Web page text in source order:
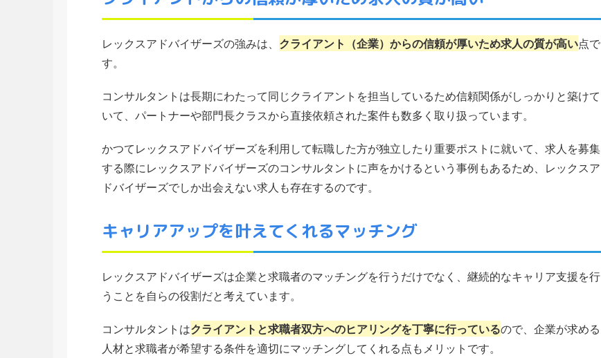
レックスアドバイザーズの強みは、 クライアント（企業）からの信頼が厚いため求人の質が高い点で
す。
コンサルタントは長期にわたって同じクライアントを担当しているため信頼関係がしっかりと築けて
いて、パートナーや部門長クラスから直接依頼された案件も数多く取り扱っています。
かつてレックスアドバイザーズを利用して転職した方が独立したり重要ポストに就いて、求人を募集
する際にレックスアドバイザーズのコンサルタントに声をかけるという事例もあるため、レックスア
ドバイザーズでしか出会えない求人も存在するのです。
キャリアアップを叶えてくれるマッチング
レックスアドバイザーズは企業と求職者のマッチングを行うだけでなく、継続的なキャリア支援を行
うことを自らの役割だと考えています。
コンサルタントはクライアントと求職者双方へのヒアリングを丁寧に行っているので、企業が求める
人材と求職者が希望する条件を適切にマッチングしてくれる点もメリットです。